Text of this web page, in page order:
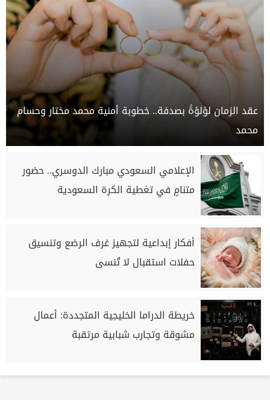
عقد الزمان لؤلؤةً بصدفة.. خطوبة أمنية محمد مختار وحسام
محمد
الإعلامي السعودي مبارك الدوسري.. حضور
متنامٍ في تغطية الكرة السعودية
أفكار إبداعية لتجهيز غرف الرضع وتنسيق
حفلات استقبال لا تُنسى
خريطة الدراما الخليجية المتجددة: أعمال
مشوقة وتجارب شبابية مرتقبة